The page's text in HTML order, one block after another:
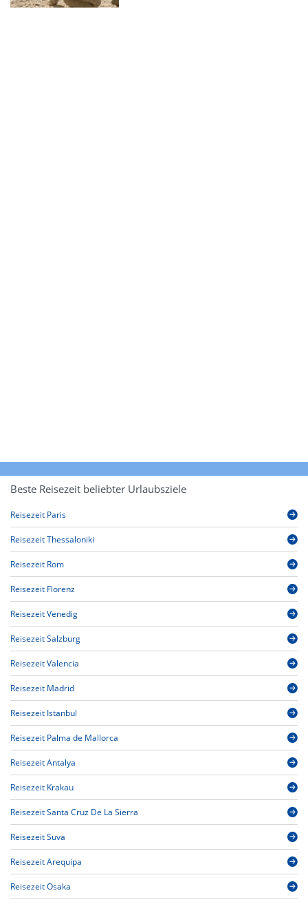
Beste Reisezeit beliebter Urlaubsziele
Reisezeit Paris
Reisezeit Thessaloniki
Reisezeit Rom
Reisezeit Florenz
Reisezeit Venedig
Reisezeit Salzburg
Reisezeit Valencia
Reisezeit Madrid
Reisezeit Istanbul
Reisezeit Palma de Mallorca
Reisezeit Antalya
Reisezeit Krakau
Reisezeit Santa Cruz De La Sierra
Reisezeit Suva
Reisezeit Arequipa
Reisezeit Osaka